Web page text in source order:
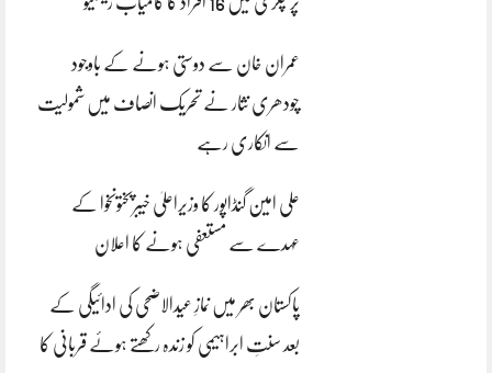
عمران خان سے دوستی ہونے کے باوجود
چودھری نثار نے تحریک انصاف میں شمولیت
سے انکاری رہے
علی امین گنڈاپور کا وزیراعلیٰ خیبرپختونخوا کے
عہدے سے مستعفی ہونے کا اعلان
پاکستان بھر میں نمازِ عیدالاضحی کی ادائیگی کے
بعد سنتِ ابراہیمی کو زندہ رکھتے ہوئے قربانی کا